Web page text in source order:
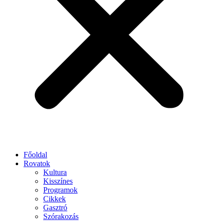
Főoldal
Rovatok
Kultura
Kisszínes
Programok
Cikkek
Gasztró
Szórakozás